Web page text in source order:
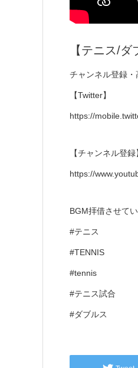
【テニス/
チャンネル登録・
【Twitter】
https://
【チャンネル登録
https://
BGM拝借させて
#テニス
#TENNIS
#tennis
#テニス試合
#ダブルス